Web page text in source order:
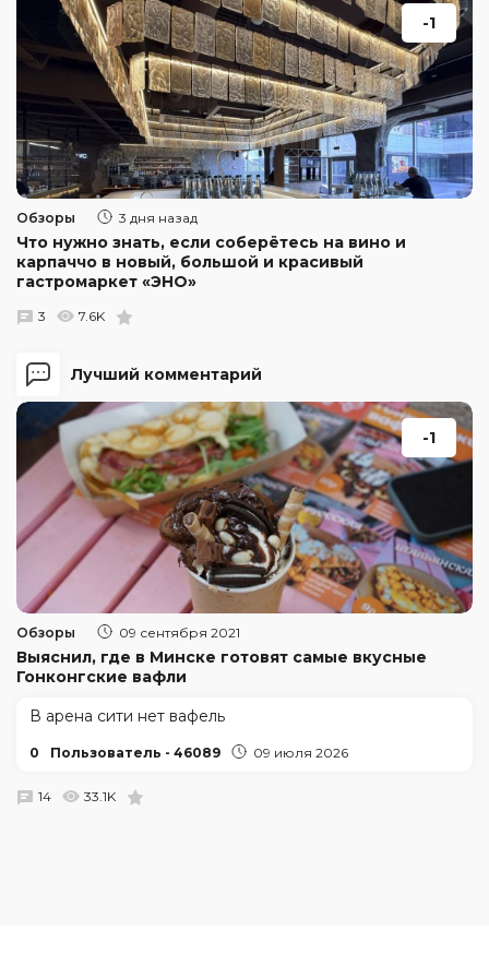
Лучший комментарий
-1
Обзоры 09 сентября 2021
Выяснил, где в Минске готовят самые вкусные
Гонконгские вафли
В арена сити нет вафель
0 Пользователь - 46089 09 июля 2026
14 33.1K
-1
Обзоры 3 дня назад
Что нужно знать, если соберётесь на вино и
карпаччо в новый, большой и красивый
гастромаркет «ЭНО»
3 7.6K